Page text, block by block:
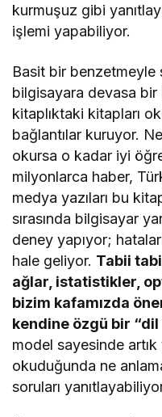
kurmuşuz gibi
işlemi yapabiliyor.
Basit bir benzetmeyle
bilgisayara devasa bir
kitaplıktaki kitapları
bağlantılar kuruyor.
okursa o kadar iyi
milyonlarca haber,
medya yazıları bu
sırasında bilgisayar
deney yapıyor;
hale geliyor. Tabii
ağlar, istatistikler,
bizim kafamızda
kendine özgü bir
model sayesinde
okuduğunda ne
soruları